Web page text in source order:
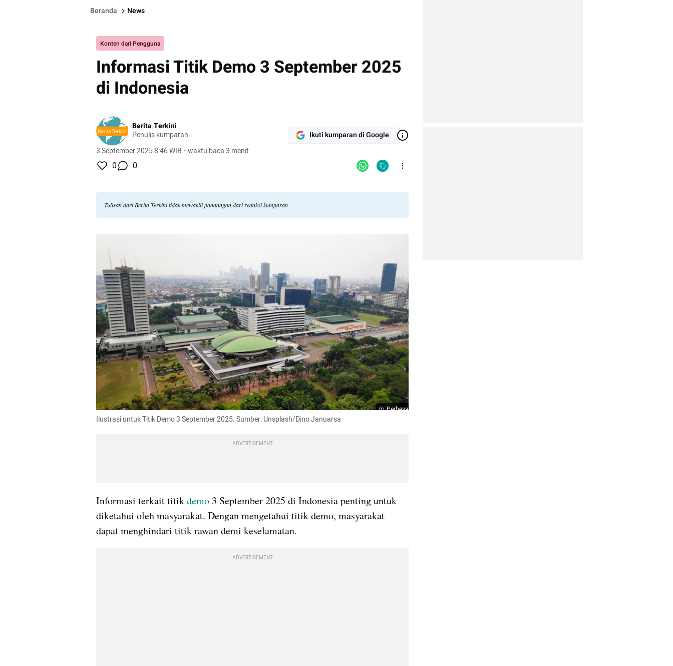
Beranda News
Konten dari Pengguna
Informasi Titik Demo 3 September 2025
di Indonesia
Berita Terkini
Penulis kumparan
3 September 2025 8:46 WIB · waktu baca 3 menit
Ikuti kumparan di Google
0 0
Tulisan dari Berita Terkini tidak mewakili pandangan dari redaksi kumparan
Perbesar
Ilustrasi untuk Titik Demo 3 September 2025. Sumber: Unsplash/Dino Januarsa
ADVERTISEMENT
Informasi terkait titik demo 3 September 2025 di Indonesia penting untuk
diketahui oleh masyarakat. Dengan mengetahui titik demo, masyarakat
dapat menghindari titik rawan demi keselamatan.
ADVERTISEMENT